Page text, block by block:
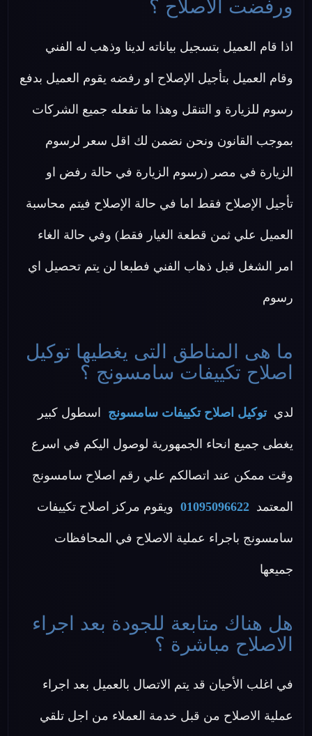
ورفضت الاصلاح ؟
اذا قام العميل بتسجيل بياناته لدينا وذهب له الفني
وقام العميل بتأجيل الإصلاح او رفضه يقوم العميل بدفع
رسوم للزيارة و التنقل وهذا ما تفعله جميع الشركات
بموجب القانون ونحن نضمن لك اقل سعر لرسوم
الزيارة في مصر (رسوم الزيارة في حالة رفض او
تأجيل الإصلاح فقط اما في حالة الإصلاح فيتم محاسبة
العميل علي ثمن قطعة الغيار فقط) وفي حالة الغاء
امر الشغل قبل ذهاب الفني فطبعا لن يتم تحصيل اي
رسوم
ما هى المناطق التى يغطيها توكيل
اصلاح تكييفات سامسونج ؟
لدي توكيل اصلاح تكييفات سامسونج اسطول كبير
يغطى جميع انحاء الجمهورية لوصول اليكم في اسرع
وقت ممكن عند اتصالكم علي رقم اصلاح سامسونج
المعتمد 01095096622 ويقوم مركز اصلاح تكييفات
سامسونج باجراء عملية الاصلاح في المحافظات
جميعها
هل هناك متابعة للجودة بعد اجراء
الاصلاح مباشرة ؟
في اغلب الأحيان قد يتم الاتصال بالعميل بعد اجراء
عملية الاصلاح من قبل خدمة العملاء من اجل تلقي